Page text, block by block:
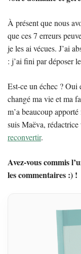
À présent que nous
que ces 7 erreurs
je les ai vécues. J’ai
: j’ai fini par déposer
Est-ce un échec ? Oui
changé ma vie et ma
m’a beaucoup
suis Maëva,
reconvertir.
Avez-vous commis
les commentaires :) !